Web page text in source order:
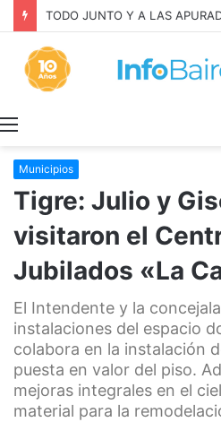
Municipios
Tigre: Julio y
visitaron el
Jubilados «La
El Intendente y la
instalaciones del espacio
colabora en la instalación
puesta en valor del piso.
mejoras integrales en el
material para la